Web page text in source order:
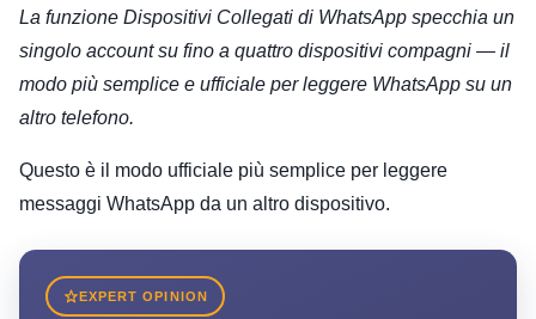
La funzione Dispositivi Collegati di WhatsApp specchia un
singolo account su fino a quattro dispositivi compagni — il
modo più semplice e ufficiale per leggere WhatsApp su un
altro telefono.
Questo è il modo ufficiale più semplice per leggere
messaggi WhatsApp da un altro dispositivo.
EXPERT OPINION